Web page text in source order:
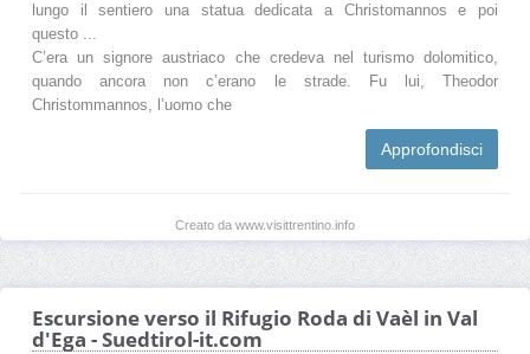
lungo il sentiero una statua dedicata a Christomannos e poi
questo ...
C’era un signore austriaco che credeva nel turismo dolomitico,
quando ancora non c’erano le strade. Fu lui, Theodor
Christommannos, l’uomo che
Approfondisci
Creato da www.visittrentino.info
Escursione verso il Rifugio Roda di Vaèl in Val
d'Ega - Suedtirol-it.com